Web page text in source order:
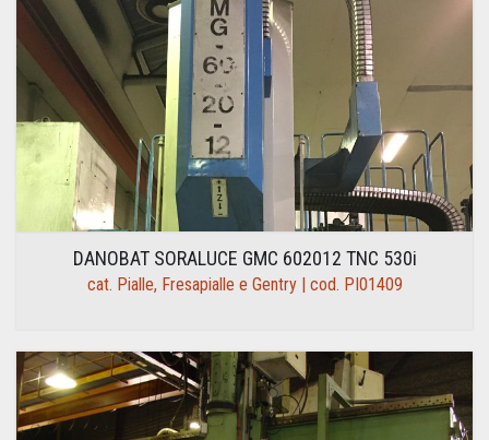
DANOBAT SORALUCE GMC 602012 TNC 530i
cat. Pialle, Fresapialle e Gentry | cod. PI01409